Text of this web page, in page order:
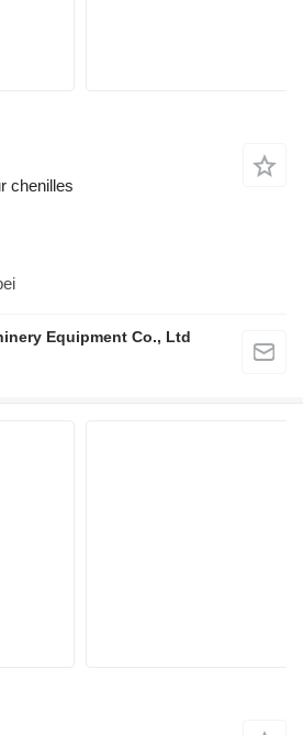
chenilles
Equipment Co., Ltd